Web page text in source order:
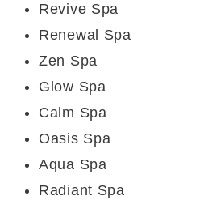
Revive Spa
Renewal Spa
Zen Spa
Glow Spa
Calm Spa
Oasis Spa
Aqua Spa
Radiant Spa